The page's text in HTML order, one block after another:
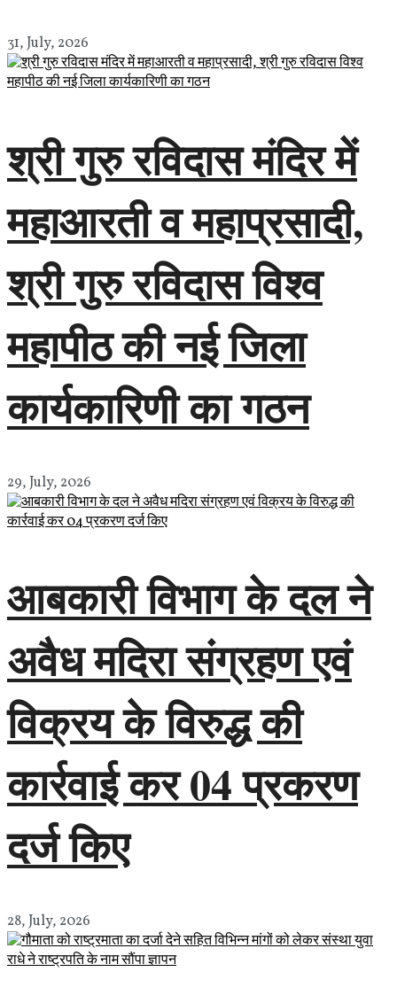
31, July, 2026
श्री गुरु रविदास मंदिर में
महाआरती व महाप्रसादी,
श्री गुरु रविदास विश्व
महापीठ की नई जिला
कार्यकारिणी का गठन
29, July, 2026
आबकारी विभाग के दल ने
अवैध मदिरा संग्रहण एवं
विक्रय के विरुद्ध की
कार्रवाई कर 04 प्रकरण
दर्ज किए
28, July, 2026